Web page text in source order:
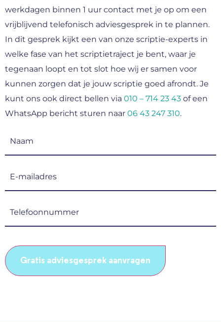
werkdagen binnen 1 uur contact met je op om een
vrijblijvend telefonisch adviesgesprek in te plannen.
In dit gesprek kijkt een van onze scriptie-experts in
welke fase van het scriptietraject je bent, waar je
tegenaan loopt en tot slot hoe wij er samen voor
kunnen zorgen dat je jouw scriptie goed afrondt. Je
kunt ons ook direct bellen via 010 – 714 23 43 of een
WhatsApp bericht sturen naar 06 43 247 310.